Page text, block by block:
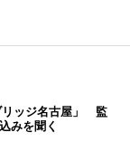
リッジ名古屋」 監
みを聞く